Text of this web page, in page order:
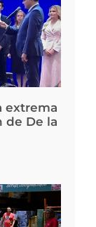
extrema
de De la